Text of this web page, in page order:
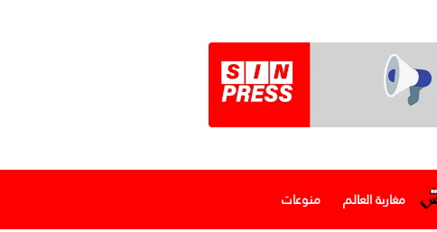
مغاربة العالم منوعات